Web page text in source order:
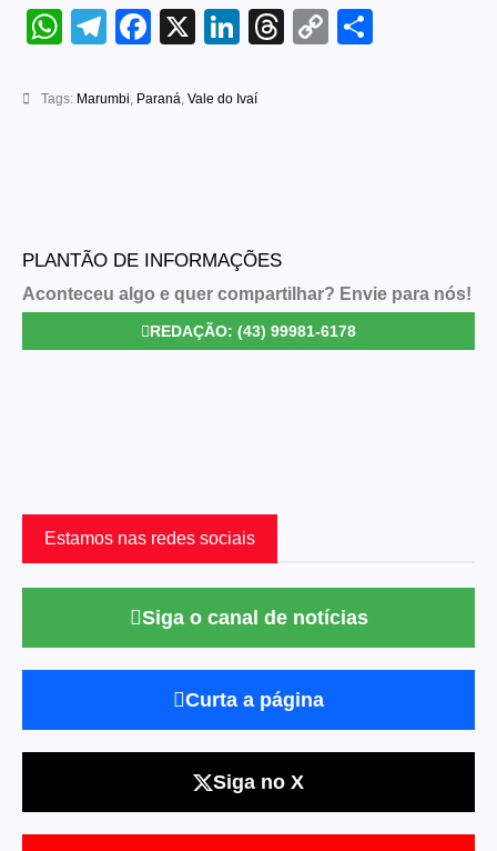
WhatsApp
Telegram
Facebook
X LinkedIn
Threads
Copy
Tags: Marumbi Paraná Vale do Ivaí
PLANTÃO DE INFORMAÇÕES
Aconteceu algo e quer compartilhar? Envie para nós!
REDAÇÃO: (43) 99981-6178
Estamos nas redes sociais
Siga o canal de notícias
Curta a página
Siga no X